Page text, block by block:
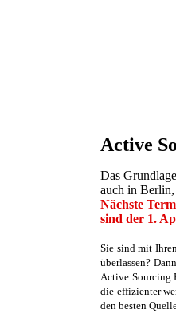
Active
Das
auch in
Nächste
sind der 1.
Sie sind mit
überlassen?
Active Sourcing
die effizienter
den besten